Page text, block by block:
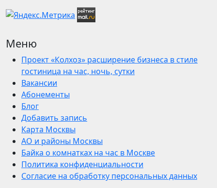
Меню
Проект «Колхоз» расширение бизнеса в стиле
гостиница на час, ночь, сутки
Вакансии
Абонементы
Блог
Добавить запись
Карта Москвы
АО и районы Москвы
Байка о комнатках на час в Москве
Политика конфиденциальности
Согласие на обработку персональных данных